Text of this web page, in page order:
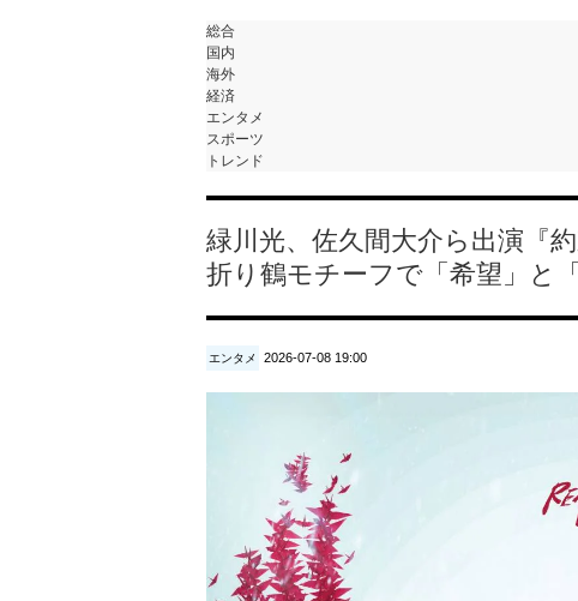
総合
国内
海外
経済
エンタメ
スポーツ
トレンド
緑川光、佐久間大介ら出演『
折り鶴モチーフで「希望」と
エンタメ 2026-07-08 19:00